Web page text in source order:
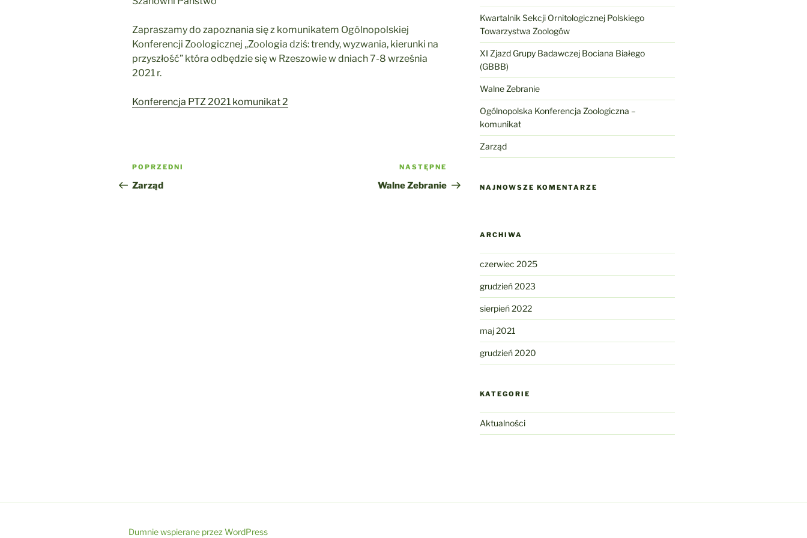
Zapraszamy do zapoznania się z komunikatem Ogólnopolskiej
Konferencji Zoologicznej „Zoologia dziś: trendy, wyzwania, kierunki na
przyszłość” która odbędzie się w Rzeszowie w dniach 7-8 września
2021 r.
Konferencja PTZ 2021 komunikat 2
Nawigacja
wpisu
Poprzedni
wpis
POPRZEDNI
Zarząd
wpis
NASTĘPNE
Walne Zebranie
Kwartalnik Sekcji Ornitologicznej Polskiego
Towarzystwa Zoologów
XI Zjazd Grupy Badawczej Bociana Białego
(GBBB)
Walne Zebranie
Ogólnopolska Konferencja Zoologiczna –
komunikat
Zarząd
NAJNOWSZE KOMENTARZE
ARCHIWA
czerwiec 2025
grudzień 2023
sierpień 2022
maj 2021
grudzień 2020
KATEGORIE
Aktualności
Dumnie wspierane przez WordPress